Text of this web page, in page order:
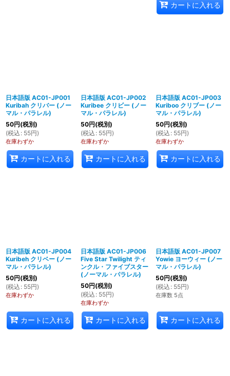
カートに入れる
日本語版 AC01-JP001
Kuribah クリバー (ノー
マル・パラレル)
50円(税別)
(税込 : 55円)
在庫わずか
カートに入れる
日本語版 AC01-JP002
Kuribee クリビー (ノー
マル・パラレル)
50円(税別)
(税込 : 55円)
在庫わずか
カートに入れる
日本語版 AC01-JP003
Kuriboo クリブー (ノー
マル・パラレル)
50円(税別)
(税込 : 55円)
在庫わずか
カートに入れる
日本語版 AC01-JP004
Kuribeh クリベー (ノー
マル・パラレル)
50円(税別)
(税込 : 55円)
在庫わずか
カートに入れる
日本語版 AC01-JP006
Five Star Twilight ティ
ンクル・ファイブスター
(ノーマル・パラレル)
50円(税別)
(税込 : 55円)
在庫わずか
カートに入れる
日本語版 AC01-JP007
Yowie ヨーウィー (ノー
マル・パラレル)
50円(税別)
(税込 : 55円)
在庫数 5点
カートに入れる